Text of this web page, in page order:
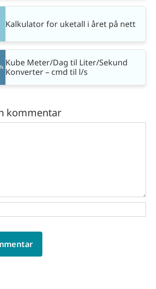
Kalkulator for uketall i året på nett
Kube Meter/Dag til Liter/Sekund
Konverter – cmd til l/s
kommentar